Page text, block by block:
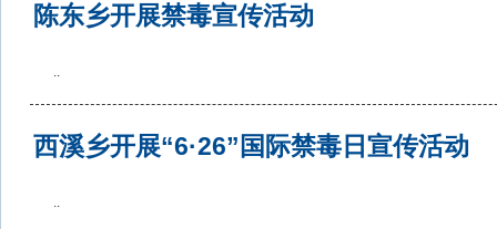
陈东乡开展禁毒宣传活动
..
西溪乡开展“6·26”国际禁毒日宣传活动
..